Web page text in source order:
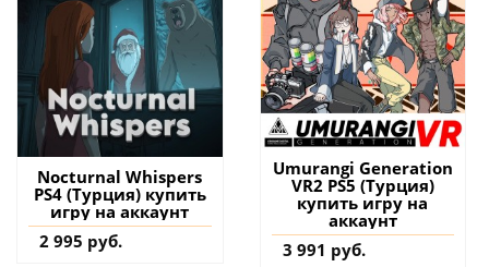
Nocturnal Whispers
PS4 (Турция) купить
игру на аккаунт
2 995 руб.
Umurangi Generation
VR2 PS5 (Турция)
купить игру на
аккаунт
3 991 руб.